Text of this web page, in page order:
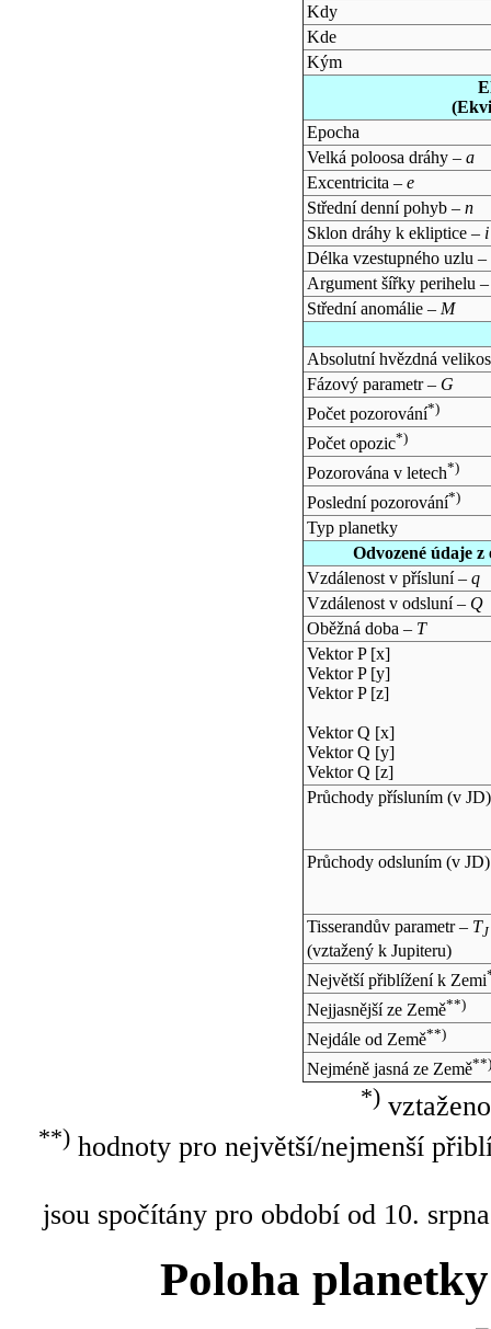
Kdy
Kde
Kým
Epocha
Velká poloosa dráhy – a
Excentricita – e
Střední denní pohyb – n
Sklon dráhy k ekliptice – i
Délka vzestupného uzlu –
Argument šířky perihelu
Střední anomálie – M
Absolutní hvězdná
Fázový parametr – G
Počet pozorování*)
Počet opozic*)
Pozorována v letech*)
Poslední pozorování*)
Typ planetky
Odvozené údaje
Vzdálenost v přísluní – q
Vzdálenost v odsluní – Q
Oběžná doba – T
Vektor P [x]
Vektor P [y]
Vektor P [z]
Vektor Q [x]
Vektor Q [y]
Vektor Q [z]
Průchody přísluním (v JD)
Průchody odsluním (v JD)
Tisserandův parametr – TJ
(vztažený k Jupiteru)
Největší přiblížení k Zemi
Nejjasnější ze Země**)
Nejdále od Země**)
Nejméně jasná ze Země**)
*)
**)hodnoty pro největší/nejmenší
jsou spočítány pro období od 10.
Poloha